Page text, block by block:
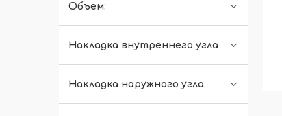
Объем:
Накладка внутреннего угла
Накладка наружного угла